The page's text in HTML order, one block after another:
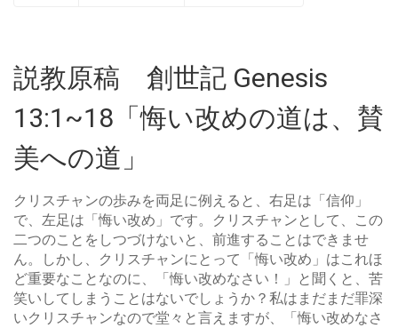
説教原稿 創世記 Genesis
13:1~18「悔い改めの道は、賛
美への道」
クリスチャンの歩みを両足に例えると、右足は「信仰」
で、左足は「悔い改め」です。クリスチャンとして、この
二つのことをしつづけないと、前進することはできませ
ん。しかし、クリスチャンにとって「悔い改め」はこれほ
ど重要なことなのに、「悔い改めなさい！」と聞くと、苦
笑いしてしまうことはないでしょうか？私はまだまだ罪深
いクリスチャンなので堂々と言えますが、「悔い改めなさ